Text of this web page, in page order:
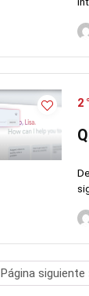
2
Página siguiente